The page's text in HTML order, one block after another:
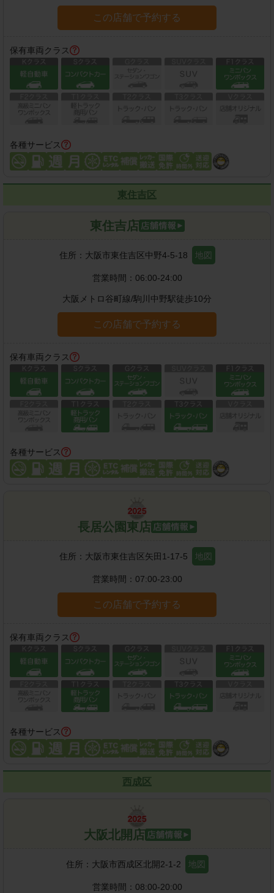
この店舗で予約する
保有車両クラス
各種サービス
東住吉区
東住吉店
住所： 大阪市東住吉区中野4-5-18 地図
営業時間： 06:00-24:00
大阪メトロ谷町線/駒川中野駅徒歩10分
この店舗で予約する
保有車両クラス
各種サービス
長居公園東店
住所： 大阪市東住吉区矢田1-17-5 地図
営業時間： 07:00-23:00
この店舗で予約する
保有車両クラス
各種サービス
西成区
大阪北開店
住所： 大阪市西成区北開2-1-2 地図
営業時間： 08:00-20:00